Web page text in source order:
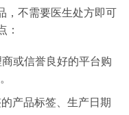
，不需要医生处方即可
：
或信誉良好的平台购
产品标签、生产日期